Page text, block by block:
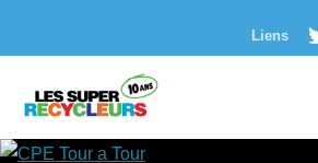
Liens